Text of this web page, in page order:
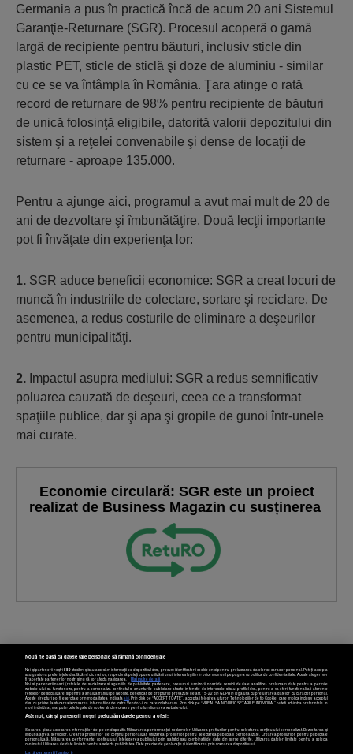
Germania a pus în practică încă de acum 20 ani Sistemul
Garanţie-Returnare (SGR). Procesul acoperă o gamă
largă de recipiente pentru băuturi, inclusiv sticle din
plastic PET, sticle de sticlă şi doze de aluminiu - similar
cu ce se va întâmpla în România. Ţara atinge o rată
record de returnare de 98% pentru recipiente de băuturi
de unică folosinţă eligibile, datorită valorii depozitului din
sistem şi a reţelei convenabile şi dense de locaţii de
returnare - aproape 135.000.
Pentru a ajunge aici, programul a avut mai mult de 20 de
ani de dezvoltare şi îmbunătăţire. Două lecţii importante
pot fi învăţate din experienţa lor:
1. SGR aduce beneficii economice: SGR a creat locuri de
muncă în industriile de colectare, sortare şi reciclare. De
asemenea, a redus costurile de eliminare a deşeurilor
pentru municipalităţi.
2. Impactul asupra mediului: SGR a redus semnificativ
poluarea cauzată de deşeuri, ceea ce a transformat
spaţiile publice, dar şi apa şi gropile de gunoi într-unele
mai curate.
Economie circulară: SGR este un proiect
realizat de Business Magazin cu susținerea
Termeni și condiții Confidențialitate Cookies Contact
Copyright © 2025 BUSINESSMEX S.A.
Nouă ne pasă ca datele tale personale să rămână confidențiale
Noi și partenerii noștri589stocăm și/sau accesăm informații pe dispozitivul dvs., precum identificatorii cookie unici pentru prelucrarea datelor cu caracter personal. Puteți accepta
sau gestiona preferințele dvs. făcând clic mai jos, respectiv vă puteți opune utilizării unui interes legitim în orice moment pe pagina cu politica de confidențialitate. Aceste alegeri vor
fi raportate partenerilor noștri și nu vă vor afecta navigarea.
Mai multe detalii
Noi si partenerii nostri (retelele de socializare si agentiile de publicitate partenere, precum si furnizorii nostri de servicii de date analitice) prelucram date pentru a permite
website-ului sa functioneze, pentru a personaliza continutul si anunturile publicitare afisate in functie de interesele si/sau profilul dvs., pentru a va oferi functionalitati aferente
retelelor de socializare si pentru a analiza traficul pe website. Beneficiati de drepturile prevazute de art. 15-22 din GDPR in legatura cu prelucrarea datelor cu caracter personal.
Aceste drepturi pot fi exercitate prin modalitatea indicataaici. Prin click pe “ACCEPT TOATE”, acceptati folosirea tuturor Tehnologiilor de tip Cookie, care implica inclusiv acceptul
dvs. cu privire la stocarea/accesarea informatiilor de catre Vendor-ii cu care colaboram. Prin click pe “VREAU SA MODIFIC SETARILE INDIVIDUAL” puteti schimba preferintele in
mod individual, mai putin cele legate de cookie strict necesare pentru functionarea website-ului.
Atât noi, cât și partenerii noștri prelucrăm datele pentru a oferi:
Stocarea și/sau accesarea informațiilor de pe un dispozitiv. Măsurarea performanței reclamelor. Utilizarea profilurilor pentru selectarea conținutului personalizat. Dezvoltarea și
îmbunătățirea serviciilor. Crearea profilurilor de conținut personalizat. Utilizarea profilurilor pentru selectarea publicității personalizate. Crearea profilurilor pentru publicitate
personalizată. Măsurarea performanței conținutului. Înțelegerea publicului prin statistici sau combinații de date din surse diferite. Utilizarea datelor limitate pentru a selecta
conținutul. Utilizarea de date limitate pentru a selecta publicitatea. Date precise de geolocație și identificarea prin scanarea dispozitivului.
Listă parteneri (furnizori)